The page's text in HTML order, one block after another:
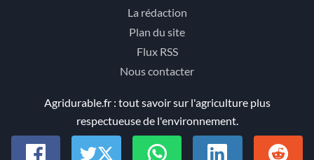
La rédaction
Plan du site
Flux RSS
Nous contacter
Agridurable.fr : tout savoir sur l'agriculture plus
respectueuse de l'environnement.